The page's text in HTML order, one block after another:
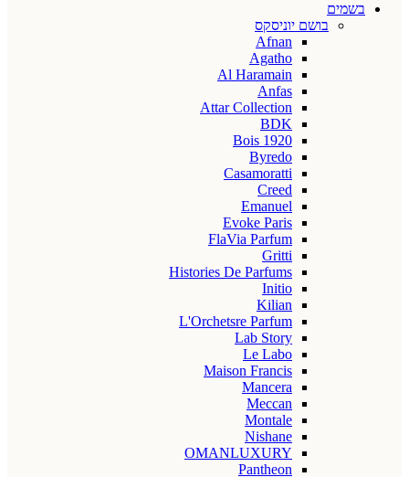
בשמים
בושם יוניסקס
Afnan
Agatho
Al Haramain
Anfas
Attar Collection
BDK
Bois 1920
Byredo
Casamoratti
Creed
Emanuel
Evoke Paris
FlaVia Parfum
Gritti
Histories De Parfums
Initio
Kilian
L'Orchetsre Parfum
Lab Story
Le Labo
Maison Francis
Mancera
Meccan
Montale
Nishane
OMANLUXURY
Pantheon